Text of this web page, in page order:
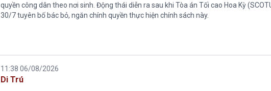
quyền công dân theo nơi sinh. Động thái diễn ra sau khi Tòa án Tối cao Hoa Kỳ
30/7 tuyên bố bác bỏ, ngăn chính quyền thực hiện chính sách này.
11:38 06/08/2026
Di Trú